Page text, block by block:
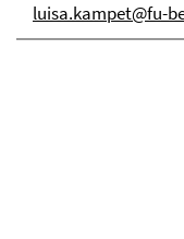
luisa.kampet@fu-